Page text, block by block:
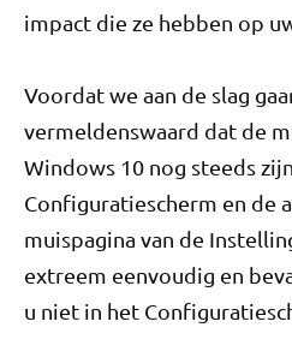
impact die ze hebben op
Voordat we aan de slag
vermeldenswaard dat de
Windows 10 nog steeds
Configuratiescherm en de
muispagina van de
extreem eenvoudig en
u niet in het